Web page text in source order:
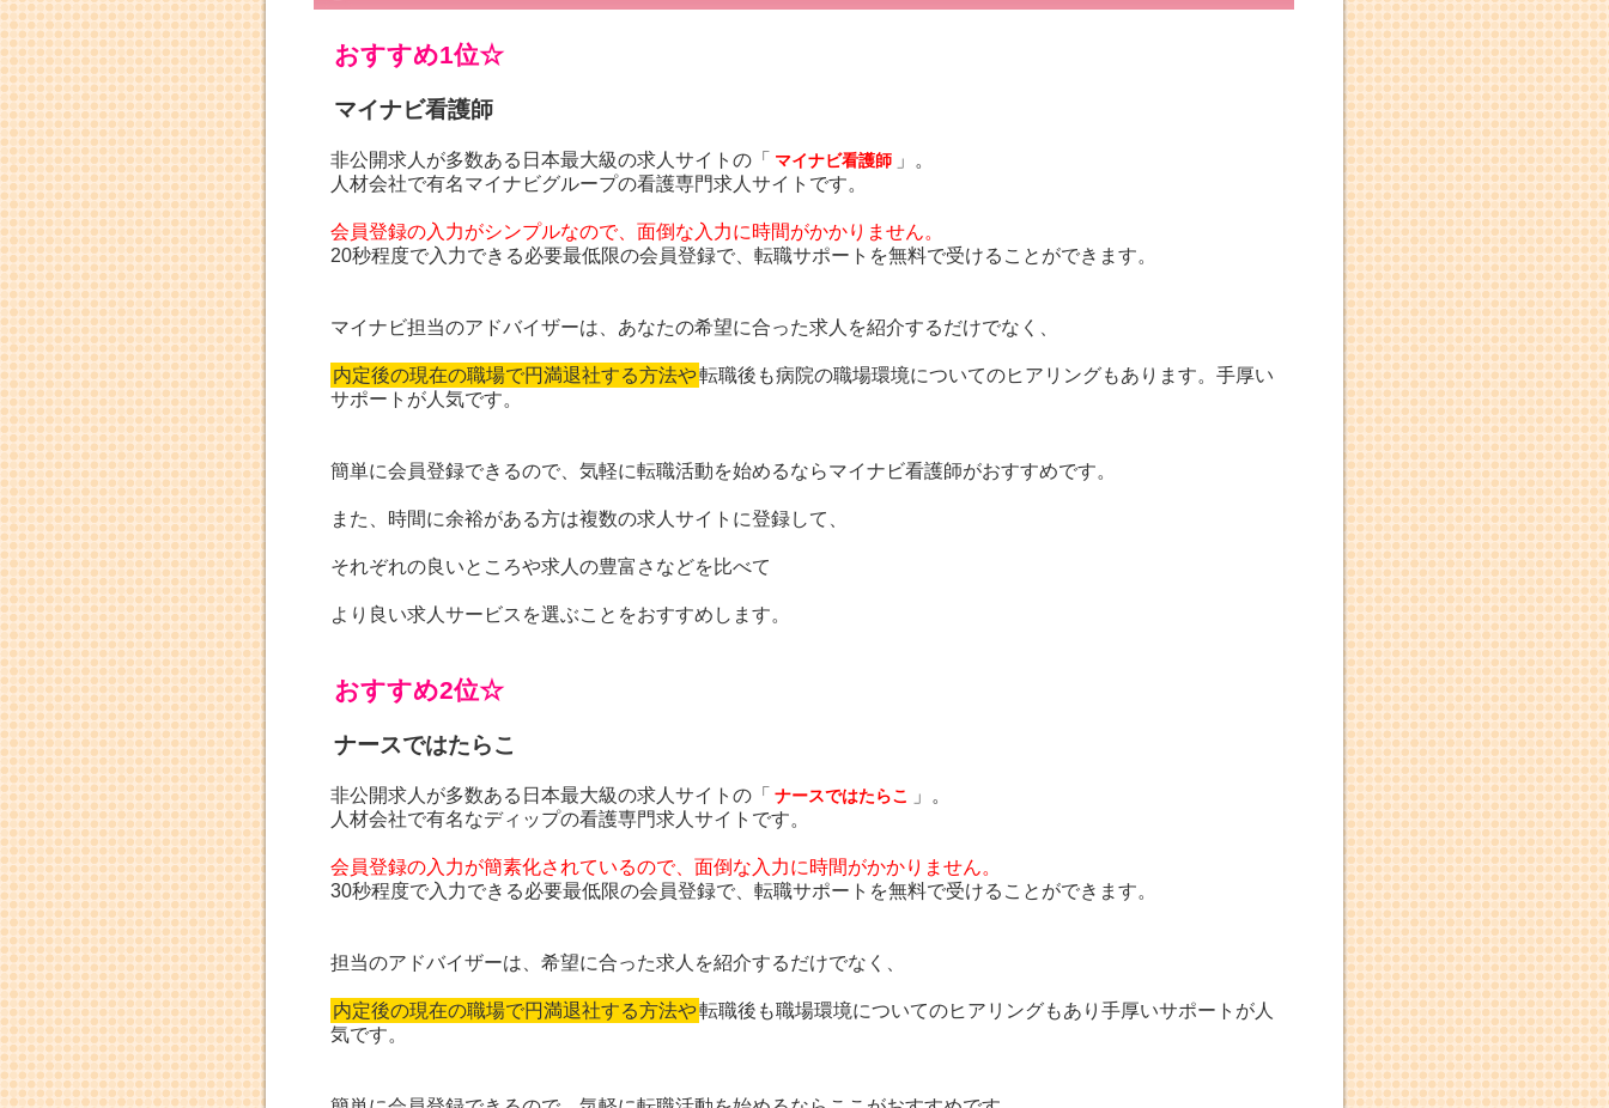
おすすめ1位☆
マイナビ看護師
非公開求人が多数ある日本最大級の求人サイトの「 マイナビ看護師 」。
人材会社で有名マイナビグループの看護専門求人サイトです。
会員登録の入力がシンプルなので、面倒な入力に時間がかかりません。
20秒程度で入力できる必要最低限の会員登録で、転職サポートを無料で受けることができます。
マイナビ担当のアドバイザーは、あなたの希望に合った求人を紹介するだけでなく、
内定後の現在の職場で円満退社する方法や転職後も病院の職場環境についてのヒアリングもあります。手厚い
サポートが人気です。
簡単に会員登録できるので、気軽に転職活動を始めるならマイナビ看護師がおすすめです。
また、時間に余裕がある方は複数の求人サイトに登録して、
それぞれの良いところや求人の豊富さなどを比べて
より良い求人サービスを選ぶことをおすすめします。
おすすめ2位☆
ナースではたらこ
非公開求人が多数ある日本最大級の求人サイトの「 ナースではたらこ
」。
人材会社で有名なディップの看護専門求人サイトです。
会員登録の入力が簡素化されているので、面倒な入力に時間がかかりません。
30秒程度で入力できる必要最低限の会員登録で、転職サポートを無料で受けることができます。
担当のアドバイザーは、希望に合った求人を紹介するだけでなく、
内定後の現在の職場で円満退社する方法や転職後も職場環境についてのヒアリングもあり手厚いサポートが人
気です。